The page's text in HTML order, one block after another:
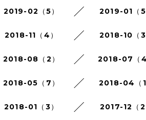
2019-02（5） 2019-01（5
2018-11（4） 2018-10（3
2018-08（2） 2018-07（4
2018-05（7） 2018-04（1
2018-01（3） 2017-12（2